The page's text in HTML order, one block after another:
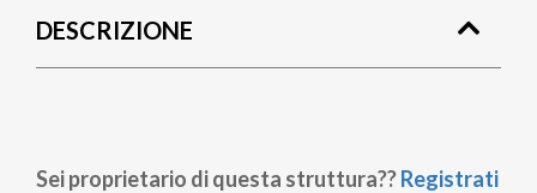
pane
DESCRIZIONE
Sei proprietario di questa struttura??Registrati